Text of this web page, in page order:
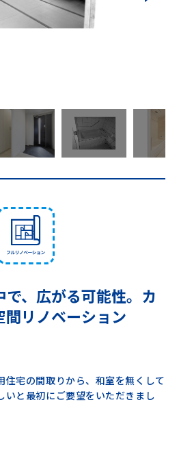
、広がる可能性。カ
間リノベーション
住宅の間取りから、和室を無くして
いと最初にご要望をいただきまし